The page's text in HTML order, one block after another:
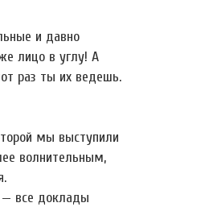
и давно
лицо в углу! А
раз ты их ведешь.
мы выступили
волнительным,
— все доклады